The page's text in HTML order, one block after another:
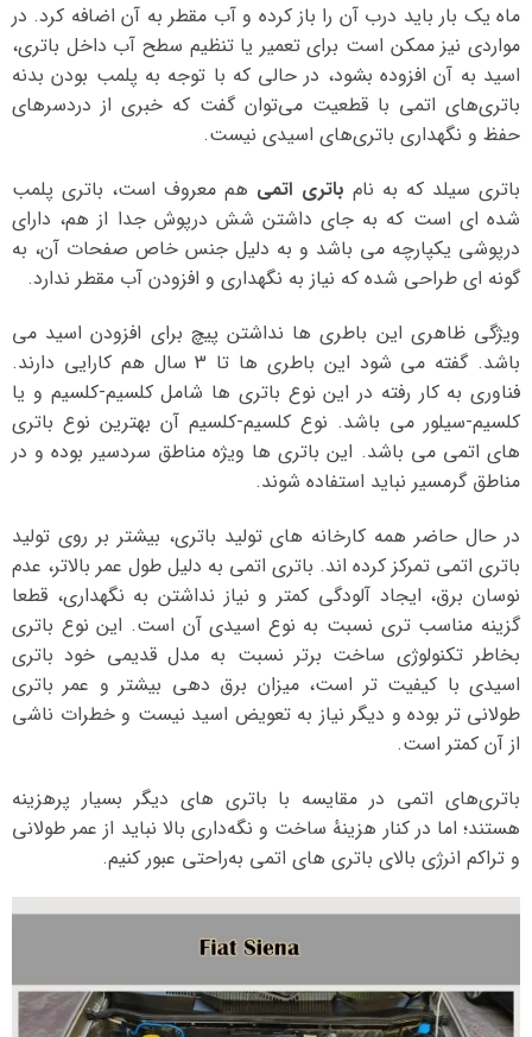
ماه یک بار باید درب آن را باز کرده و آب مقطر به آن اضافه کرد. در
مواردی نیز ممکن است برای تعمیر یا تنظیم سطح آب داخل باتری،
اسید به آن افزوده بشود، در حالی که با توجه به پلمب بودن بدنه
باتری‌های اتمی با قطعیت می‌توان گفت که خبری از دردسرهای
حفظ و نگهداری باتری‌های اسیدی نیست.
باتری سیلد که به نام باتری اتمی هم معروف است، باتری پلمب
شده ای است که به جای داشتن شش درپوش جدا از هم، دارای
درپوشی یکپارچه می باشد و به دلیل جنس خاص صفحات آن، به
گونه ای طراحی شده که نیاز به نگهداری و افزودن آب مقطر ندارد.
ویژگی ظاهری این باطری ها نداشتن پیچ برای افزودن اسید می
باشد. گفته می شود این باطری ها تا 3 سال هم کارایی دارند.
فناوری به کار رفته در این نوع باتری ها شامل کلسیم-کلسیم و یا
کلسیم-سیلور می باشد. نوع کلسیم-کلسیم آن بهترین نوع باتری
های اتمی می باشد. این باتری ها ویژه مناطق سردسیر بوده و در
مناطق گرمسیر نباید استفاده شوند.
در حال حاضر همه کارخانه های تولید باتری، بیشتر بر روی تولید
باتری اتمی تمرکز کرده اند. باتری اتمی به دلیل طول عمر بالاتر، عدم
نوسان برق، ایجاد آلودگی کمتر و نیاز نداشتن به نگهداری، قطعا
گزینه مناسب تری نسبت به نوع اسیدی آن است. این نوع باتری
بخاطر تکنولوژی ساخت برتر نسبت به مدل قدیمی خود باتری
اسیدی با کیفیت تر است، میزان برق دهی بیشتر و عمر باتری
طولانی تر بوده و دیگر نیاز به تعویض اسید نیست و خطرات ناشی
از آن کمتر است.
باتری‌های اتمی در مقایسه با باتری‌ های دیگر بسیار پرهزینه
هستند؛ اما در کنار هزینهٔ ساخت و نگه‌داری بالا نباید از عمر طولانی
و تراکم انرژی بالای باتری‌ های اتمی به‌راحتی عبور کنیم.